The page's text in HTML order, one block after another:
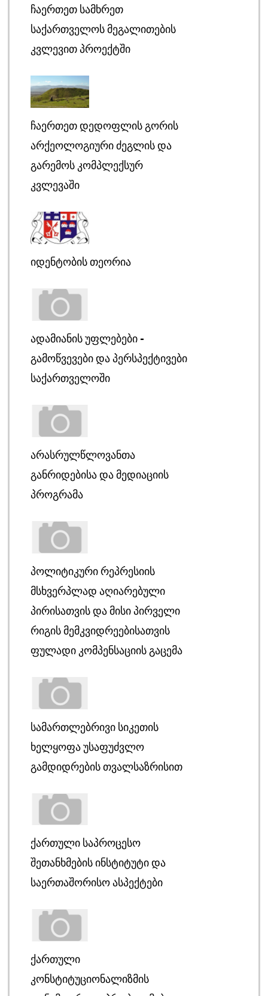
ᲩᲐᲔᲠᲗᲔᲗ ᲡᲐᲛᲮᲠᲔᲗ
ᲡᲐᲥᲐᲠᲗᲕᲔᲚᲝᲡ ᲛᲔᲒᲐᲚᲘᲗᲔᲑᲘᲡ
ᲙᲕᲚᲔᲕᲘᲗ ᲞᲠᲝᲔᲥᲢᲨᲘ
ᲩᲐᲔᲠᲗᲔᲗ ᲓᲔᲓᲝᲤᲚᲘᲡ ᲒᲝᲠᲘᲡ
ᲐᲠᲥᲔᲝᲚᲝᲒᲘᲣᲠᲘ ᲫᲔᲒᲚᲘᲡ ᲓᲐ
ᲒᲐᲠᲔᲛᲝᲡ ᲙᲝᲛᲞᲚᲔᲥᲡᲣᲠ
ᲙᲕᲚᲔᲕᲐᲨᲘ
ᲘᲓᲔᲜᲢᲝᲑᲘᲡ ᲗᲔᲝᲠᲘᲐ
ᲐᲓᲐᲛᲘᲐᲜᲘᲡ ᲣᲤᲚᲔᲑᲔᲑᲘ –
ᲒᲐᲛᲝᲬᲕᲔᲕᲔᲑᲘ ᲓᲐ ᲞᲔᲠᲡᲞᲔᲥᲢᲘᲕᲔᲑᲘ
ᲡᲐᲥᲐᲠᲗᲕᲔᲚᲝᲨᲘ
ᲐᲠᲐᲡᲠᲣᲚᲬᲚᲝᲕᲐᲜᲗᲐ
ᲒᲐᲜᲠᲘᲓᲔᲑᲘᲡᲐ ᲓᲐ ᲛᲔᲓᲘᲐᲪᲘᲘᲡ
ᲞᲠᲝᲒᲠᲐᲛᲐ
ᲞᲝᲚᲘᲢᲘᲙᲣᲠᲘ ᲠᲔᲞᲠᲔᲡᲘᲘᲡ
ᲛᲡᲮᲕᲔᲠᲞᲚᲐᲓ ᲐᲦᲘᲐᲠᲔᲑᲣᲚᲘ
ᲞᲘᲠᲘᲡᲐᲗᲕᲘᲡ ᲓᲐ ᲛᲘᲡᲘ ᲞᲘᲠᲕᲔᲚᲘ
ᲠᲘᲒᲘᲡ ᲛᲔᲛᲙᲕᲘᲓᲠᲔᲔᲑᲘᲡᲐᲗᲕᲘᲡ
ᲤᲣᲚᲐᲓᲘ ᲙᲝᲛᲞᲔᲜᲡᲐᲪᲘᲘᲡ ᲒᲐᲪᲔᲛᲐ
ᲡᲐᲛᲐᲠᲗᲚᲔᲑᲠᲘᲕᲘ ᲡᲘᲙᲔᲗᲘᲡ
ᲮᲔᲚᲧᲝᲤᲐ ᲣᲡᲐᲤᲣᲫᲕᲚᲝ
ᲒᲐᲛᲓᲘᲓᲠᲔᲑᲘᲡ ᲗᲕᲐᲚᲡᲐᲖᲠᲘᲡᲘᲗ
ᲥᲐᲠᲗᲣᲚᲘ ᲡᲐᲞᲠᲝᲪᲔᲡᲝ
ᲨᲔᲗᲐᲜᲮᲛᲔᲑᲘᲡ ᲘᲜᲡᲢᲘᲢᲣᲢᲘ ᲓᲐ
ᲡᲐᲔᲠᲗᲐᲨᲝᲠᲘᲡᲝ ᲐᲡᲞᲔᲥᲢᲔᲑᲘ
ᲥᲐᲠᲗᲣᲚᲘ
ᲙᲝᲜᲡᲢᲘᲢᲣᲪᲘᲝᲜᲐᲚᲘᲖᲛᲘᲡ